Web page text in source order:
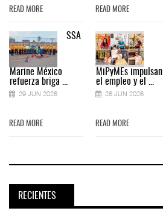
READ MORE
SSA
Marine México
refuerza briga ...
29 JUN 2026
READ MORE
READ MORE
MiPyMEs impulsan
el empleo y el ...
26 JUN 2026
READ MORE
RECIENTES